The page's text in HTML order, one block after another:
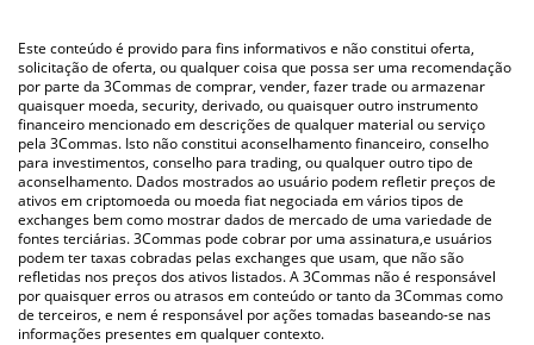
acima para verificar o último preço de Ubeswap nas principais
moedas fiat e criptográficas.
Este conteúdo é provido para fins informativos e não constitui oferta,
solicitação de oferta, ou qualquer coisa que possa ser uma recomendação
por parte da 3Commas de comprar, vender, fazer trade ou armazenar
quaisquer moeda, security, derivado, ou quaisquer outro instrumento
financeiro mencionado em descrições de qualquer material ou serviço
pela 3Commas. Isto não constitui aconselhamento financeiro, conselho
para investimentos, conselho para trading, ou qualquer outro tipo de
aconselhamento. Dados mostrados ao usuário podem refletir preços de
ativos em criptomoeda ou moeda fiat negociada em vários tipos de
exchanges bem como mostrar dados de mercado de uma variedade de
fontes terciárias. 3Commas pode cobrar por uma assinatura,e usuários
podem ter taxas cobradas pelas exchanges que usam, que não são
refletidas nos preços dos ativos listados. A 3Commas não é responsável
por quaisquer erros ou atrasos em conteúdo or tanto da 3Commas como
de terceiros, e nem é responsável por ações tomadas baseando-se nas
informações presentes em qualquer contexto.